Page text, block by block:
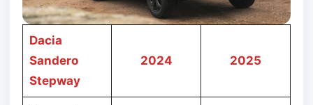
Dacia
Sandero
Stepway
2024 2025